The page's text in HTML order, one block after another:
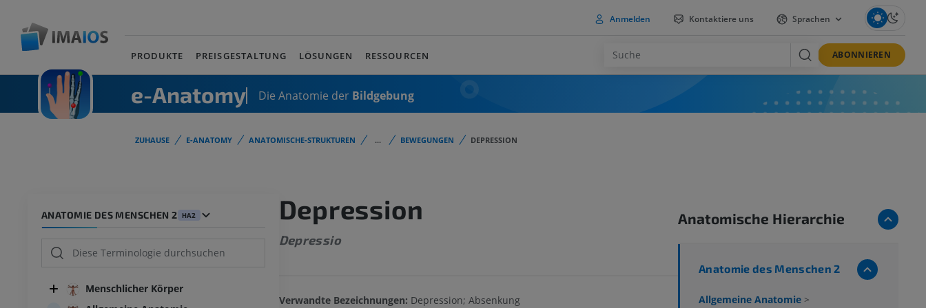
Anmelden Kontaktiere uns Sprachen
PRODUKTE PREISGESTALTUNG LÖSUNGEN RESSOURCEN ABONNIEREN
e-Anatomy Die Anatomie der Bildgebung
ZUHAUSE E-ANATOMY ANATOMISCHE-STRUKTUREN ... BEWEGUNGEN DEPRESSION
ANATOMIE DES MENSCHEN 2 HA2
Menschlicher Körper
Depression
Depressio
Verwandte Bezeichnungen: Depression; Absenkung
Anatomische Hierarchie
Anatomie des Menschen 2
Allgemeine Anatomie >